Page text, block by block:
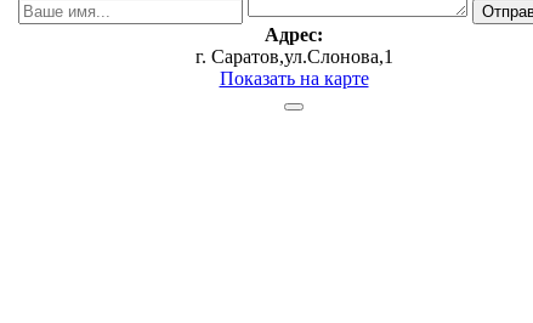
Адрес:
г. Саратов,ул.Слонова,1
Показать на карте